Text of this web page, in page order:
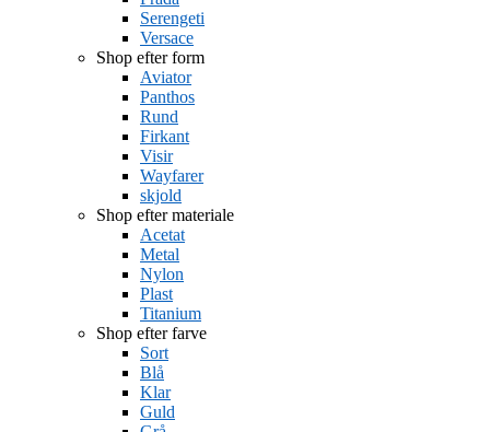
Serengeti
Versace
Shop efter form
Aviator
Panthos
Rund
Firkant
Visir
Wayfarer
skjold
Shop efter materiale
Acetat
Metal
Nylon
Plast
Titanium
Shop efter farve
Sort
Blå
Klar
Guld